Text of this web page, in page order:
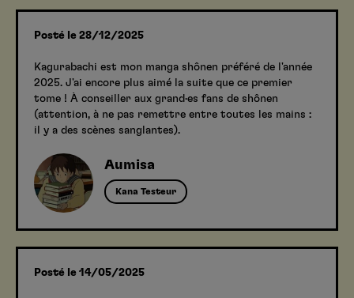
Posté le 28/12/2025
Kagurabachi est mon manga shônen préféré de l'année
2025. J'ai encore plus aimé la suite que ce premier
tome ! À conseiller aux grand·es fans de shônen
(attention, à ne pas remettre entre toutes les mains :
il y a des scènes sanglantes).
Aumisa
Kana Testeur
Posté le 14/05/2025